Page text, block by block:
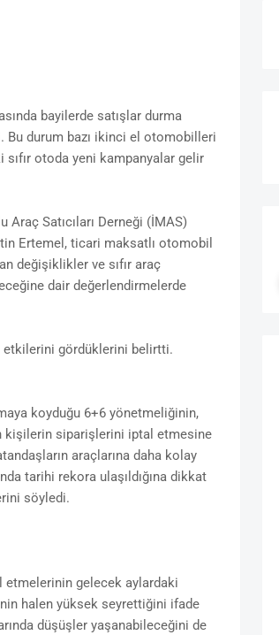
bayilerde satışlar durma
Bu durum bazı ikinci el otomobilleri
sıfır otoda yeni kampanyalar gelir
Araç Satıcıları Derneği (İMAS)
Ertemel, ticari maksatlı otomobil
değişiklikler ve sıfır araç
dair değerlendirmelerde
etkilerini gördüklerini belirtti.
koyduğu 6+6 yönetmeliğinin,
kişilerin siparişlerini iptal etmesine
araçlarına daha kolay
tarihi rekora ulaşıldığına dikkat
söyledi.
etmelerinin gelecek aylardaki
halen yüksek seyrettiğini ifade
düşüşler yaşanabileceğini de